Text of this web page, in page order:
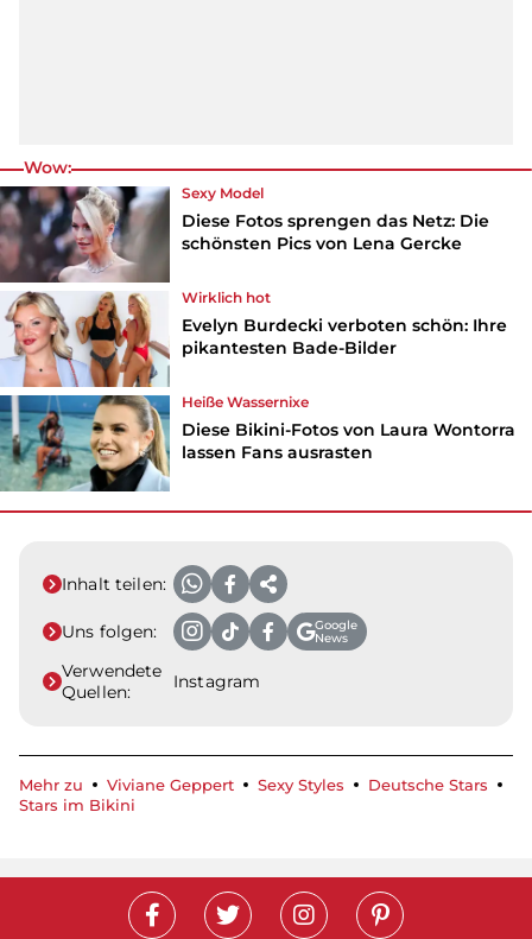
Wow:
Sexy Model
Diese Fotos sprengen das Netz: Die
schönsten Pics von Lena Gercke
Wirklich hot
Evelyn Burdecki verboten schön: Ihre
pikantesten Bade-Bilder
Heiße Wassernixe
Diese Bikini-Fotos von Laura Wontorra
lassen Fans ausrasten
Inhalt teilen:
Uns folgen:
Google
News
Verwendete
Quellen:
Instagram
Mehr zu Viviane Geppert Sexy Styles
Deutsche Stars
Stars im Bikini